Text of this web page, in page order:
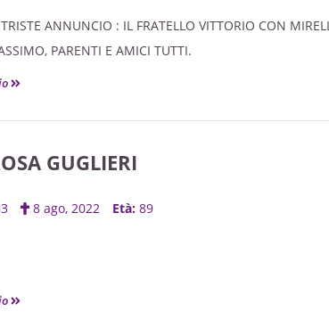
ANNUNCIO : IL FRATELLO VITTORIO CON
PARENTI E AMICI TUTTI.
GUGLIERI
8 ago, 2022 Età: 89